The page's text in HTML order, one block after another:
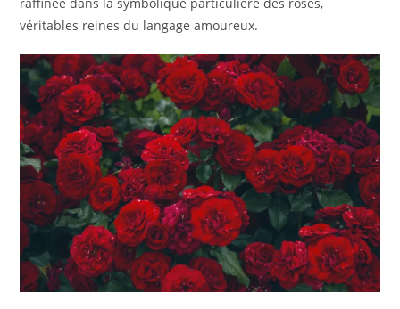
véritables reines du langage amoureux.